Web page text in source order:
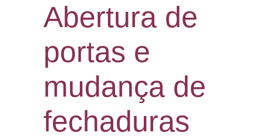
Abertura de
portas e
mudança de
fechaduras